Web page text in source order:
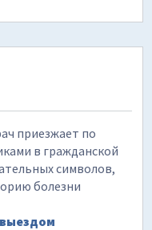
приезжает по
в гражданской
символов,
болезни